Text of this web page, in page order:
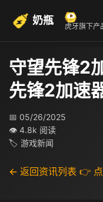
奶瓶 虎牙旗下产
守望先锋2
先锋2加速
📅 05/26/2025
👁 4.8k 阅读
🏷 游戏新闻
← 返回资讯列表 👉